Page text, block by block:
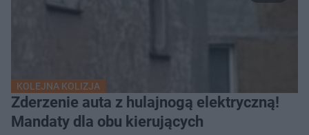
KOLEJNA KOLIZJA
Zderzenie auta z hulajnogą elektryczną!
Mandaty dla obu kierujących